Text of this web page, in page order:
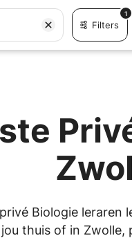
Filters
1
Biologie
thuis of in